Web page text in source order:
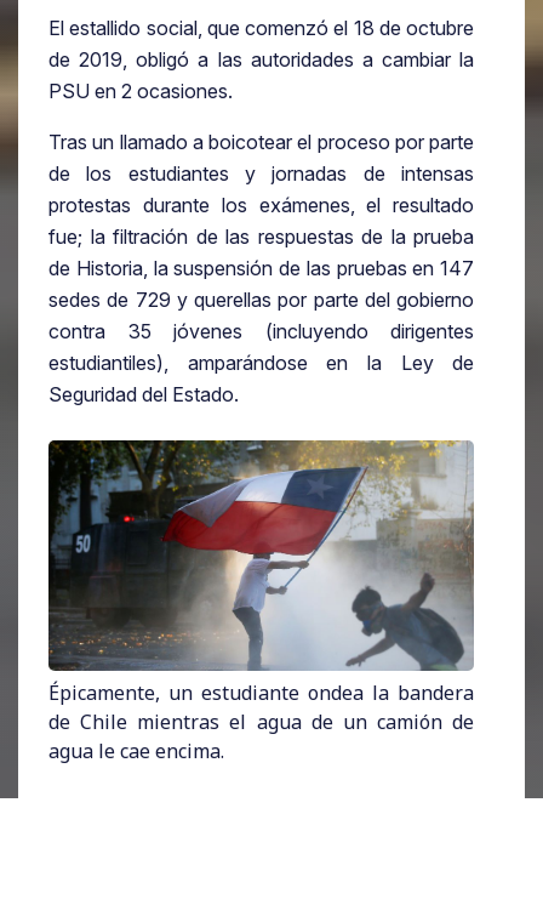
El estallido social, que comenzó el 18 de octubre
de 2019, obligó a las autoridades a cambiar la
PSU en 2 ocasiones.
Tras un llamado a boicotear el proceso por parte
de los estudiantes y jornadas de intensas
protestas durante los exámenes, el resultado
fue; la filtración de las respuestas de la prueba
de Historia, la suspensión de las pruebas en 147
sedes de 729 y querellas por parte del gobierno
contra 35 jóvenes (incluyendo dirigentes
estudiantiles), amparándose en la Ley de
Seguridad del Estado.
Épicamente, un estudiante ondea la bandera
de Chile mientras el agua de un camión de
agua le cae encima.